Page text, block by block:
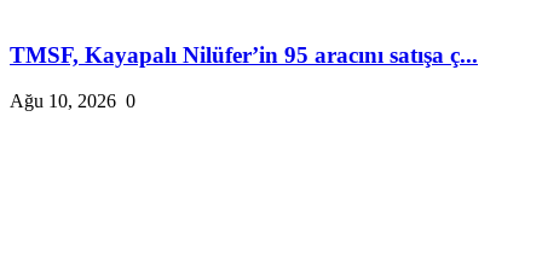
TMSF, Kayapalı Nilüfer’in 95 aracını satışa ç...
Ağu 10, 2026 0